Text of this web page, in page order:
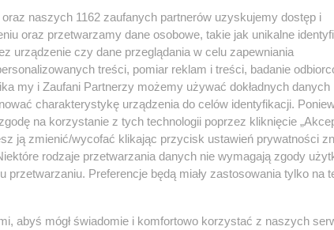
Więcej
naszych 1162 zaufanych partnerów uzyskujemy dostęp i
oraz przetwarzamy dane osobowe, takie jak unikalne
urządzenie czy dane przeglądania w celu zapewniania
treści, pomiar reklam i treści, badanie
my i Zaufani Partnerzy możemy używać dokładnych danych
charakterystykę urządzenia do celów identyfikacji.
na korzystanie z tych technologii poprzez kliknięcie
ją zmienić/wycofać klikając przycisk ustawień prywatności
rodzaje przetwarzania danych nie wymagają zgody
Preferencje będą miały zastosowania tylko na
abyś mógł świadomie i komfortowo korzystać z naszych